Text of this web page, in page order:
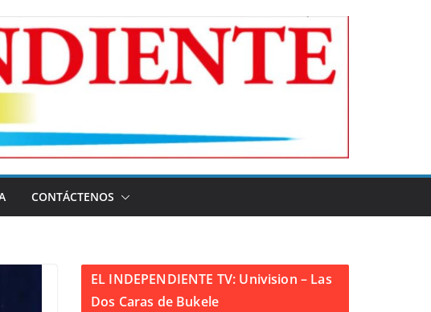
CONTÁCTENOS
EL INDEPENDIENTE TV: Univision – Las
Dos Caras de Bukele